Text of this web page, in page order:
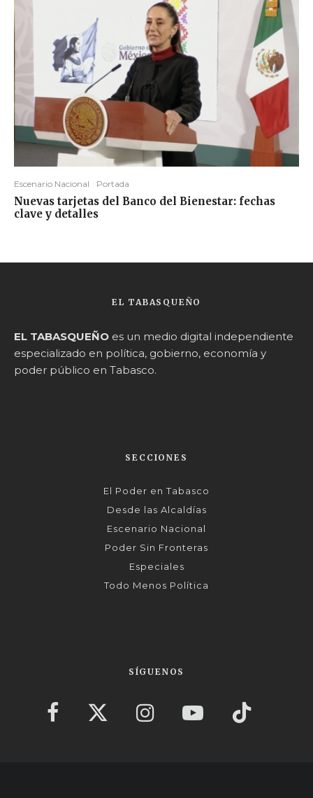
Escenario Nacional Portada
Nuevas tarjetas del Banco del Bienestar: fechas
clave y detalles
EL TABASQUEÑO
EL TABASQUEÑO es un medio digital independiente
especializado en política, gobierno, economía y
poder público en Tabasco.
SECCIONES
El Poder en Tabasco
Desde las Alcaldías
Escenario Nacional
Poder Sin Fronteras
Especiales
Todo Menos Política
SÍGUENOS